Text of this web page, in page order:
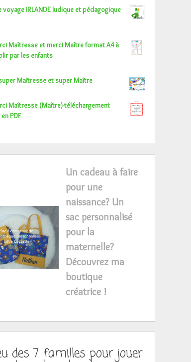
voyage IRLANDE ludique et pédagogique
Maîtresse et merci Maître format A4 à
par les enfants
Maîtresse et super Maître
Maîtresse (Maître)-téléchargement
PDF
Un cadeau à faire
pour une
naissance? Un
sac personnalisé
pour la
maternelle?
Découvrez ma
boutique
créatrice !
des 7 familles pour jouer